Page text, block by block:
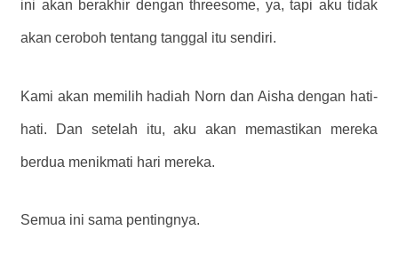
ini akan berakhir dengan threesome, ya, tapi aku tidak
akan ceroboh tentang tanggal itu sendiri.
Kami akan memilih hadiah Norn dan Aisha dengan hati-
hati. Dan setelah itu, aku akan memastikan mereka
berdua menikmati hari mereka.
Semua ini sama pentingnya.